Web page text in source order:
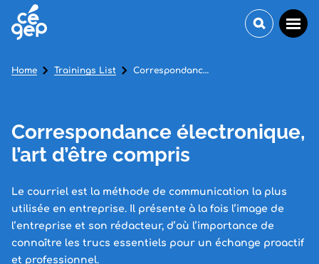
Correspondance électronique,
l’art d’être compris
Le courriel est la méthode de communication la plus
utilisée en entreprise. Il présente à la fois l’image de
l’entreprise et son rédacteur, d’où l’importance de
connaître les trucs essentiels pour un échange proactif
et professionnel.
Home Trainings List Correspondance électronique, l’art d’être compris